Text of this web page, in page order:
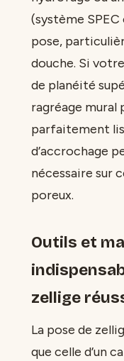
(système SPEC
pose,
douche. Si
de planéité
ragréage mural
parfaitement
d’accrochage
nécessaire sur
poreux.
Outils et
zellige
La pose de
que celle d’un